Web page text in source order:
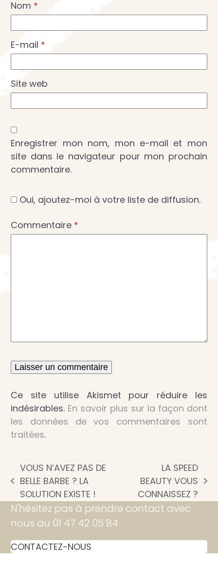
Nom *
E-mail *
Site web
Enregistrer mon nom, mon e-mail et mon
site dans le navigateur pour mon prochain
commentaire.
Oui, ajoutez-moi à votre liste de diffusion.
Commentaire *
Ce site utilise Akismet pour réduire les
indésirables. En savoir plus sur la façon dont
les données de vos commentaires sont
traitées.
previous
post:
VOUS N’AVEZ PAS DE
BELLE BARBE ? LA
SOLUTION EXISTE !
next
post:
LA SPEED
BEAUTY VOUS
CONNAISSEZ ?
N'hésitez pas à prendre contact avec
nous au 01 47 42 05 84
CONTACTEZ-NOUS